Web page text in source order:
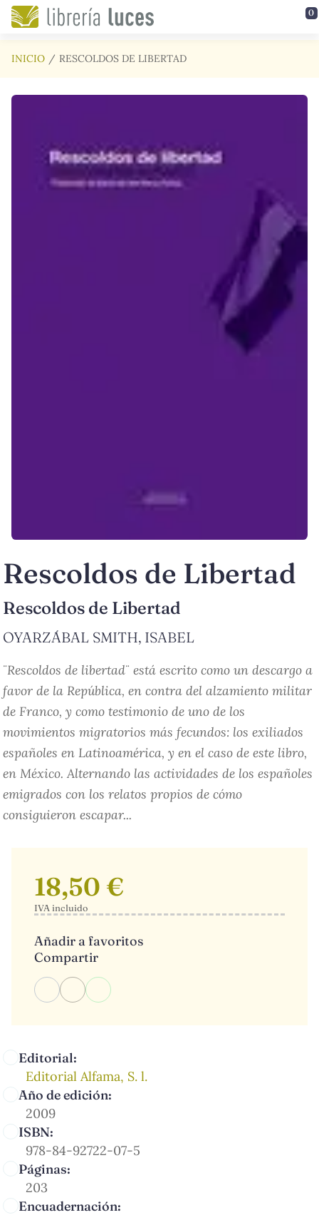
Saltar al contenido principal 0
INICIO RESCOLDOS DE LIBERTAD
Rescoldos de Libertad
Rescoldos de Libertad
OYARZÁBAL SMITH, ISABEL
¨Rescoldos de libertad¨ está escrito como un descargo a
favor de la República, en contra del alzamiento militar
de Franco, y como testimonio de uno de los
movimientos migratorios más fecundos: los exiliados
españoles en Latinoamérica, y en el caso de este libro,
en México. Alternando las actividades de los españoles
emigrados con los relatos propios de cómo
consiguieron escapar...
Editorial:
Editorial Alfama, S. l.
Año de edición:
2009
ISBN:
978-84-92722-07-5
Páginas:
203
Encuadernación:
18,50 €
IVA incluido
Añadir a favoritos
Compartir